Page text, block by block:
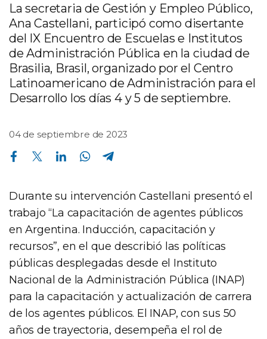
La secretaria de Gestión y Empleo Público,
Ana Castellani, participó como disertante
del IX Encuentro de Escuelas e Institutos
de Administración Pública en la ciudad de
Brasilia, Brasil, organizado por el Centro
Latinoamericano de Administración para el
Desarrollo los días 4 y 5 de septiembre.
04 de septiembre de 2023
Compartir en Facebook Compartir en Twitter Compartir en Linkedin Compartir en Whatsapp
Durante su intervención Castellani presentó el
trabajo “La capacitación de agentes públicos
en Argentina. Inducción, capacitación y
recursos”, en el que describió las políticas
públicas desplegadas desde el Instituto
Nacional de la Administración Pública (INAP)
para la capacitación y actualización de carrera
de los agentes públicos. El INAP, con sus 50
años de trayectoria, desempeña el rol de